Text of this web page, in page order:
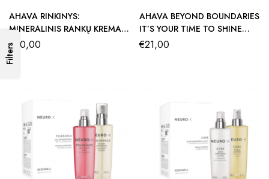
Filters
AHAVA RINKINYS:
MINERALINIS RANKŲ KREMAS
IR PĖDŲ KREMAS (2 × 100 ML)
€ 30,00
AHAVA BEYOND BOUNDARIES
IT’S YOUR TIME TO SHINE
DOVANŲ RINKINYS
€21,00